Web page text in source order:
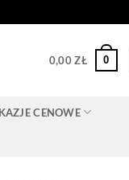
0,00ZŁ 0
CENOWE